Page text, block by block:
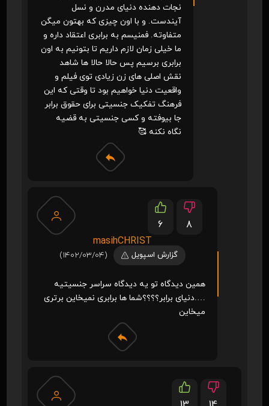
نجات دهنده دنیای مدرن و نسل
آیندست. و با اون چیزی که بهتون میگن
متفاوته. فمنیسم به برابری اعتقاد داره و
ما خیلی زمان لازم داریم تا بتونیم به اون
برابری برسیم پس حالا حالا ها شاهد
نقش اصلی های زن زیادی توی فیلم و
واقعیت دنیا خواهیم بود تا وقتی که این
فرهنگ تفکیک جنسیتی برای حقوق برابر
جا بیوفته و کسی جنسیتی به قضیه
نگاه نکنه 🥰
6
8
masihCHRIST
گزارش اسپویل (1402/03/04)
همین دیدگاه تو یه دیدگاه سراسر جنسیتیه
….دنیای برابر؟؟؟؟شما ها برابری نمیخاین برتری
میخاین